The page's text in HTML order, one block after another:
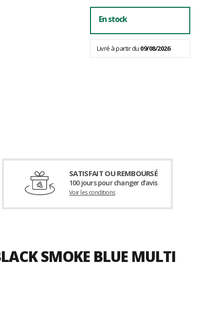
En stock
Livré à partir du 09/08/2026
SATISFAIT OU REMBOURSÉ
100 jours pour changer d’avis
Voir les conditions
SMOKE BLUE MULTI